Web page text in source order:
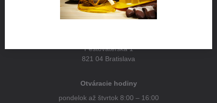
Pestovateľská 1
821 04 Bratislava
Otváracie hodiny
pondelok až štvrtok 8:00 – 16:00